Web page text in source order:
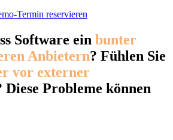
Termin reservieren
Software ein bunter
Anbietern? Fühlen Sie
vor externer
Diese Probleme können